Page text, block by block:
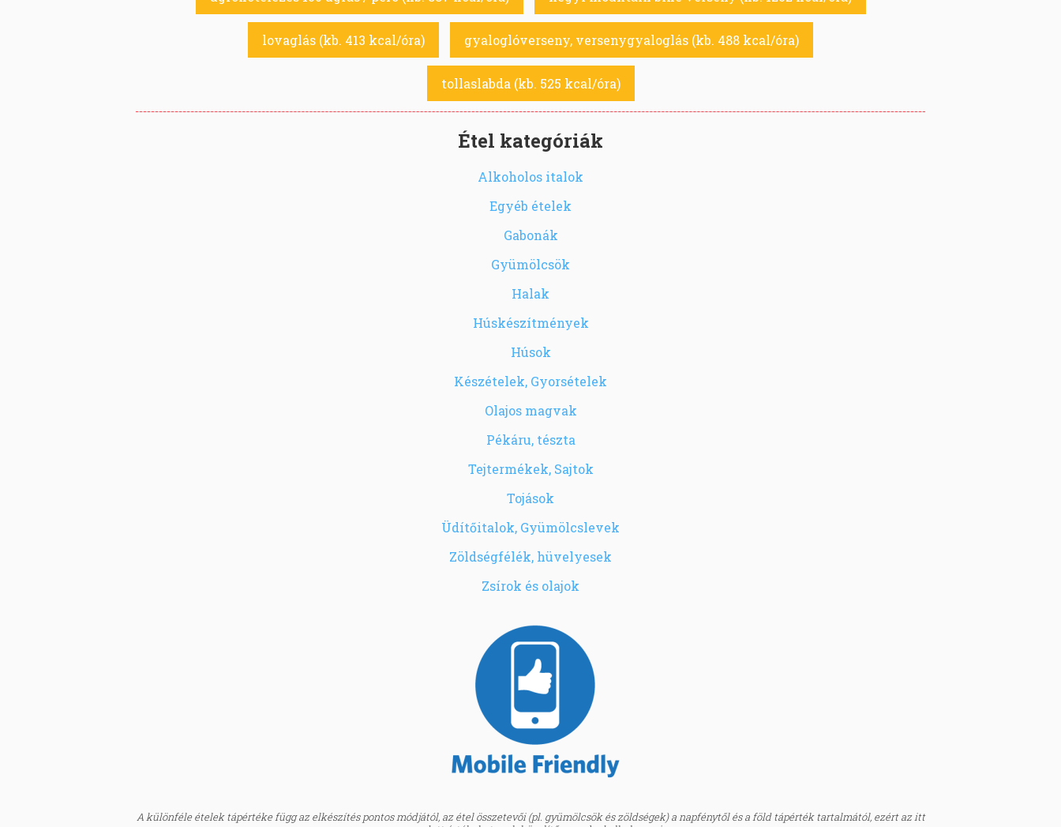
lovaglás (kb. 413 kcal/óra) gyaloglóverseny, versenygyaloglás (kb. 488 kcal/óra)
tollaslabda (kb. 525 kcal/óra)
Étel kategóriák
Alkoholos italok
Egyéb ételek
Gabonák
Gyümölcsök
Halak
Húskészítmények
Húsok
Készételek, Gyorsételek
Olajos magvak
Pékáru, tészta
Tejtermékek, Sajtok
Tojások
Üdítőitalok, Gyümölcslevek
Zöldségfélék, hüvelyesek
Zsírok és olajok
A különféle ételek tápértéke függ az elkészítés pontos módjától, az étel összetevői (pl. gyümölcsök és zöldségek) a napfénytől és a föld tápérték tartalmától, ezért az itt